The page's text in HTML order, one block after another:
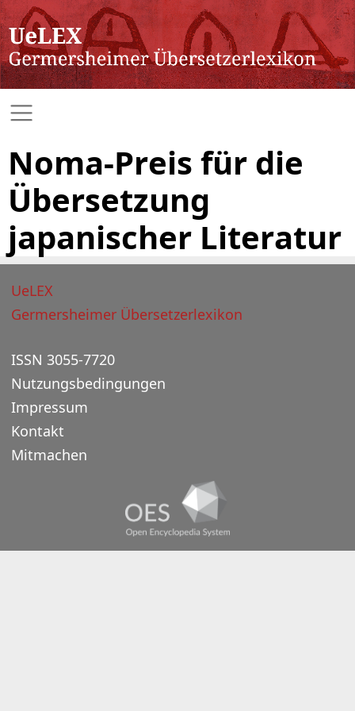
Noma-Preis für die
Übersetzung
japanischer Literatur
UeLEX
Germersheimer Übersetzerlexikon
ISSN 3055-7720
Nutzungsbedingungen
Impressum
Kontakt
Mitmachen